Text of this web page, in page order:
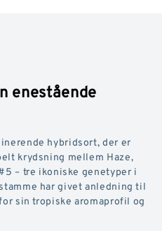
enestående
hybridsort, der er
krydsning mellem Haze,
– tre ikoniske genetyper i
har givet anledning til
sin tropiske aromaprofil og